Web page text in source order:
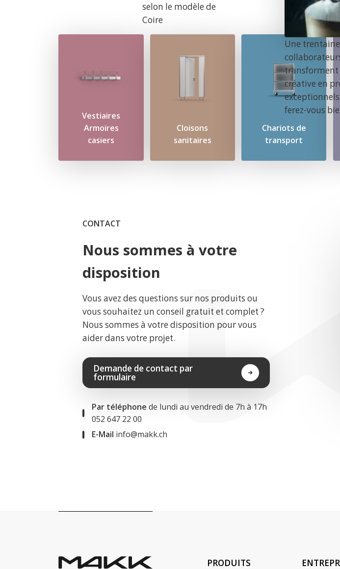
selon le modèle de
Coire
Une
transforment
créative en
ferez-vous
Vestiaires
Armoires
casiers
Cloisons
sanitaires
Chariots de
transport
CONTACT
Nous sommes à votre
disposition
Vous avez des questions sur nos produits ou
vous souhaitez un conseil gratuit et complet ?
Nous sommes à votre disposition pour vous
aider dans votre projet.
Demande de contact par
formulaire
Par téléphone de lundi au vendredi de 7h à 17h
052 647 22 00
E-Mail info@makk.ch
PRODUITS